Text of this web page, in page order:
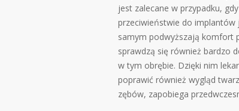
jest zalecane w przypadku,
przeciwieństwie do implantów
samym podwyższają komfort
sprawdzą się również bardzo
w tym obrębie. Dzięki nim
poprawić również wygląd
zębów, zapobiega